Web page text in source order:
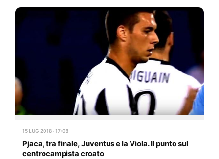
15 LUG 2018 · 17:08
Pjaca, tra finale, Juventus e la Viola. Il punto sul
centrocampista croato